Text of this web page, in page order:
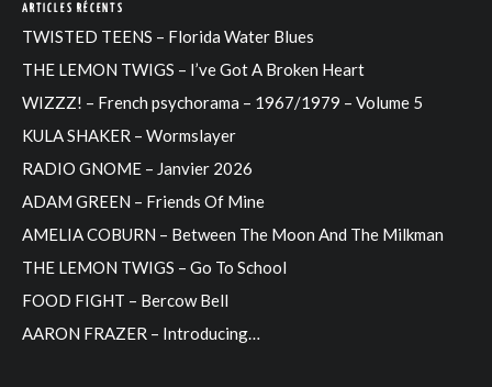
ARTICLES RÉCENTS
TWISTED TEENS – Florida Water Blues
THE LEMON TWIGS – I’ve Got A Broken Heart
WIZZZ! – French psychorama – 1967/1979 – Volume 5
KULA SHAKER – Wormslayer
RADIO GNOME – Janvier 2026
ADAM GREEN – Friends Of Mine
AMELIA COBURN – Between The Moon And The Milkman
THE LEMON TWIGS – Go To School
FOOD FIGHT – Bercow Bell
AARON FRAZER – Introducing…